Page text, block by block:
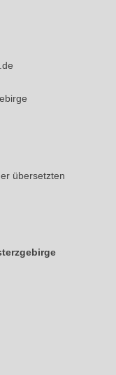
übersetzten